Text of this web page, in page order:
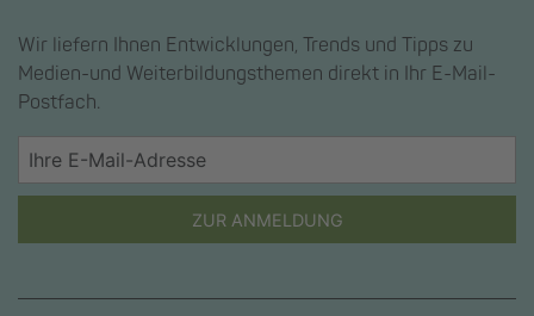
Wir liefern Ihnen Entwicklungen, Trends und Tipps zu
Medien-und Weiterbildungsthemen direkt in Ihr E-Mail-
Postfach.
ZUR ANMELDUNG